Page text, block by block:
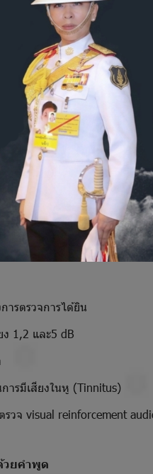
ยใช้เสียงบริสุทธิ์
ากาศ ( ระดับการได้ยิน, ระดั
กระดูก
ตรวจการได้ยิน
1,2 และ5 dB
รมีเสียงในหู (Tinnitus)
จ visual reinforcement
วยคำพูด